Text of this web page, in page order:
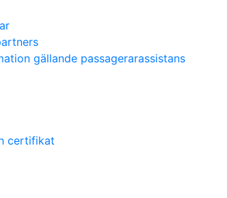
gällande passagerarassistans
certifikat